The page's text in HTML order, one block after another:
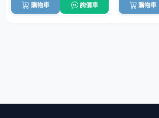
購物車 詢價車 購物車